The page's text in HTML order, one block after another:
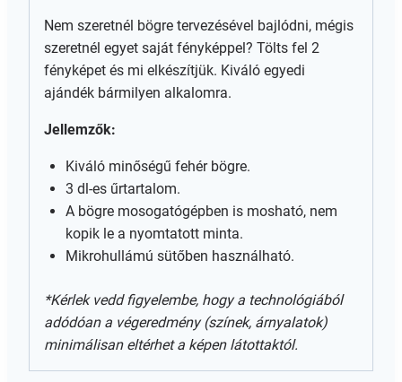
Nem szeretnél bögre tervezésével bajlódni, mégis
szeretnél egyet saját fényképpel? Tölts fel 2
fényképet és mi elkészítjük. Kiváló egyedi
ajándék bármilyen alkalomra.
Jellemzők:
Kiváló minőségű fehér bögre.
3 dl-es űrtartalom.
A bögre mosogatógépben is mosható, nem
kopik le a nyomtatott minta.
Mikrohullámú sütőben használható.
*Kérlek vedd figyelembe, hogy a technológiából
adódóan a végeredmény (színek, árnyalatok)
minimálisan eltérhet a képen látottaktól.